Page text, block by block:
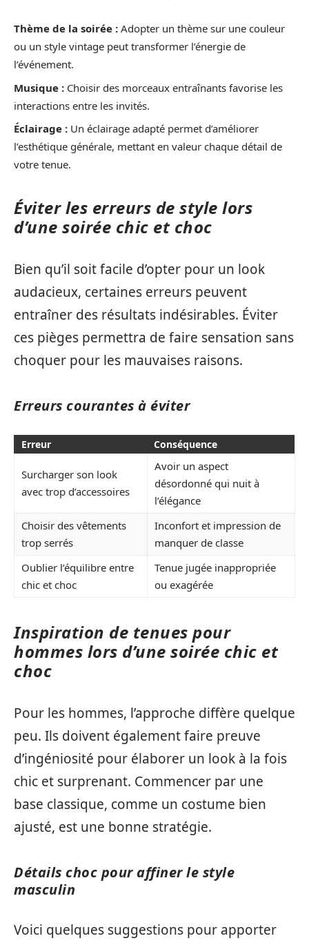
Thème de la soirée : Adopter un thème sur une couleur
ou un style vintage peut transformer l’énergie de
l’événement.
Musique : Choisir des morceaux entraînants favorise les
interactions entre les invités.
Éclairage : Un éclairage adapté permet d’améliorer
l’esthétique générale, mettant en valeur chaque détail de
votre tenue.
Éviter les erreurs de style lors
d’une soirée chic et choc
Bien qu’il soit facile d’opter pour un look
audacieux, certaines erreurs peuvent
entraîner des résultats indésirables. Éviter
ces pièges permettra de faire sensation sans
choquer pour les mauvaises raisons.
Erreurs courantes à éviter
Erreur Conséquence
Surcharger son look
avec trop d’accessoires
Avoir un aspect
désordonné qui nuit à
l’élégance
Choisir des vêtements
trop serrés
Inconfort et impression de
manquer de classe
Oublier l’équilibre entre
chic et choc
Tenue jugée inappropriée
ou exagérée
Inspiration de tenues pour
hommes lors d’une soirée chic et
choc
Pour les hommes, l’approche diffère quelque
peu. Ils doivent également faire preuve
d’ingéniosité pour élaborer un look à la fois
chic et surprenant. Commencer par une
base classique, comme un costume bien
ajusté, est une bonne stratégie.
Détails choc pour affiner le style
masculin
Voici quelques suggestions pour apporter